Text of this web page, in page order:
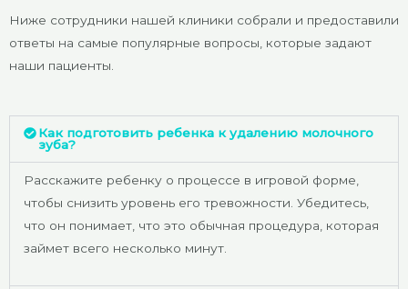
Ниже сотрудники нашей клиники собрали и предоставили
ответы на самые популярные вопросы, которые задают
наши пациенты.
Как подготовить ребенка к удалению молочного
зуба?
Расскажите ребенку о процессе в игровой форме,
чтобы снизить уровень его тревожности. Убедитесь,
что он понимает, что это обычная процедура, которая
займет всего несколько минут.